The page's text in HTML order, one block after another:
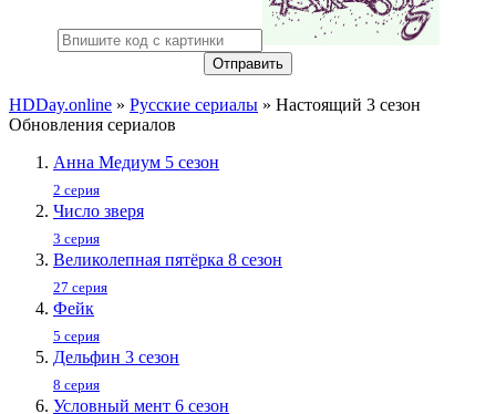
Отправить
HDDay.online » Русские сериалы » Настоящий 3 сезон
Обновления сериалов
Анна Медиум 5 сезон
2 серия
Число зверя
3 серия
Великолепная пятёрка 8 сезон
27 серия
Фейк
5 серия
Дельфин 3 сезон
8 серия
Условный мент 6 сезон